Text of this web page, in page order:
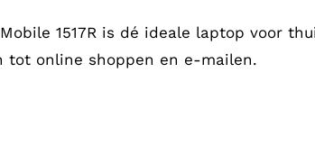
Mobile 1517R is dé ideale laptop voor
tot online shoppen en e-mailen.